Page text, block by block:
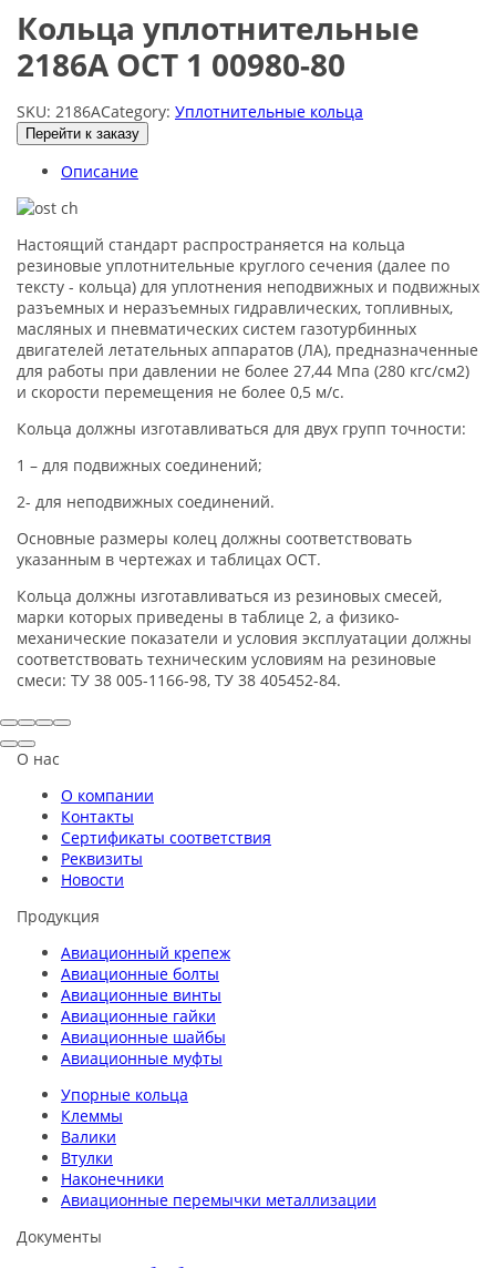
Кольца уплотнительные
2186А ОСТ 1 00980-80
SKU: 2186АCategory: Уплотнительные кольца
Перейти к заказу
Описание
Настоящий стандарт распространяется на кольца
резиновые уплотнительные круглого сечения (далее по
тексту - кольца) для уплотнения неподвижных и подвижных
разъемных и неразъемных гидравлических, топливных,
масляных и пневматических систем газотурбинных
двигателей летательных аппаратов (ЛА), предназначенные
для работы при давлении не более 27,44 Мпа (280 кгс/см2)
и скорости перемещения не более 0,5 м/c.
Кольца должны изготавливаться для двух групп точности:
1 – для подвижных соединений;
2- для неподвижных соединений.
Основные размеры колец должны соответствовать
указанным в чертежах и таблицах ОСТ.
Кольца должны изготавливаться из резиновых смесей,
марки которых приведены в таблице 2, а физико-
механические показатели и условия эксплуатации должны
соответствовать техническим условиям на резиновые
смеси: ТУ 38 005-1166-98, ТУ 38 405452-84.
О нас
О компании
Контакты
Сертификаты соответствия
Реквизиты
Новости
Продукция
Авиационный крепеж
Авиационные болты
Авиационные винты
Авиационные гайки
Авиационные шайбы
Авиационные муфты
Упорные кольца
Клеммы
Валики
Втулки
Наконечники
Авиационные перемычки металлизации
Документы